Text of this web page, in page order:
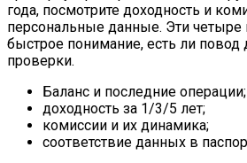
года, посмотрите доходность и
персональные данные. Эти четыре
быстрое понимание, есть ли повод
проверки.
Баланс и последние операции;
доходность за 1/3/5 лет;
комиссии и их динамика;
соответствие данных в